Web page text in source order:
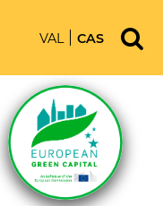
VAL CAS